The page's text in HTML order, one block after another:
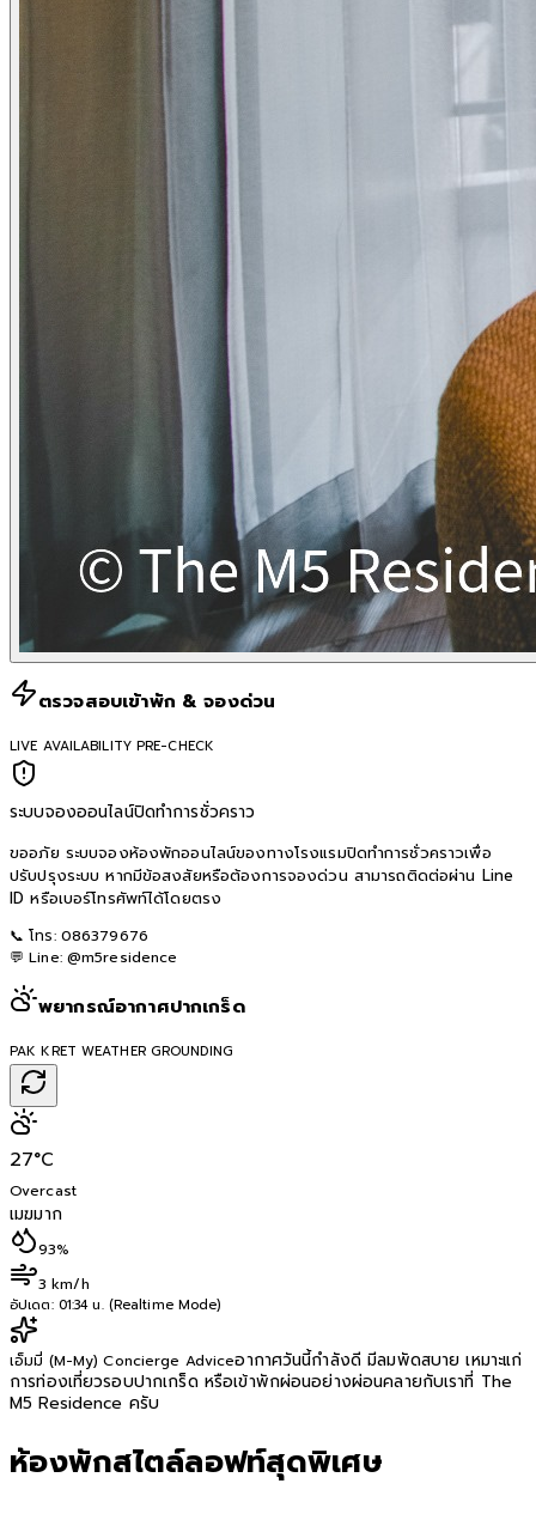
ตรวจสอบเข้าพัก & จองด่วน
LIVE AVAILABILITY PRE-CHECK
ระบบจองออนไลน์ปิดทำการชั่วคราว
ขออภัย ระบบจองห้องพักออนไลน์ของทางโรงแรมปิดทำการชั่วคราวเพื่อ
ปรับปรุงระบบ หากมีข้อสงสัยหรือต้องการจองด่วน สามารถติดต่อผ่าน Line
ID หรือเบอร์โทรศัพท์ได้โดยตรง
📞 โทร: 086379676
💬 Line: @m5residence
พยากรณ์อากาศปากเกร็ด
PAK KRET WEATHER GROUNDING
27°C
Overcast
เมฆมาก
93%
3 km/h
อัปเดต: 01:34 น. (Realtime Mode)
เอ็มมี่ (M-My) Concierge Adviceอากาศวันนี้กำลังดี มีลมพัดสบาย เหมาะแก่
การท่องเที่ยวรอบปากเกร็ด หรือเข้าพักผ่อนอย่างผ่อนคลายกับเราที่ The
M5 Residence ครับ
ห้องพักสไตล์ลอฟท์สุดพิเศษ